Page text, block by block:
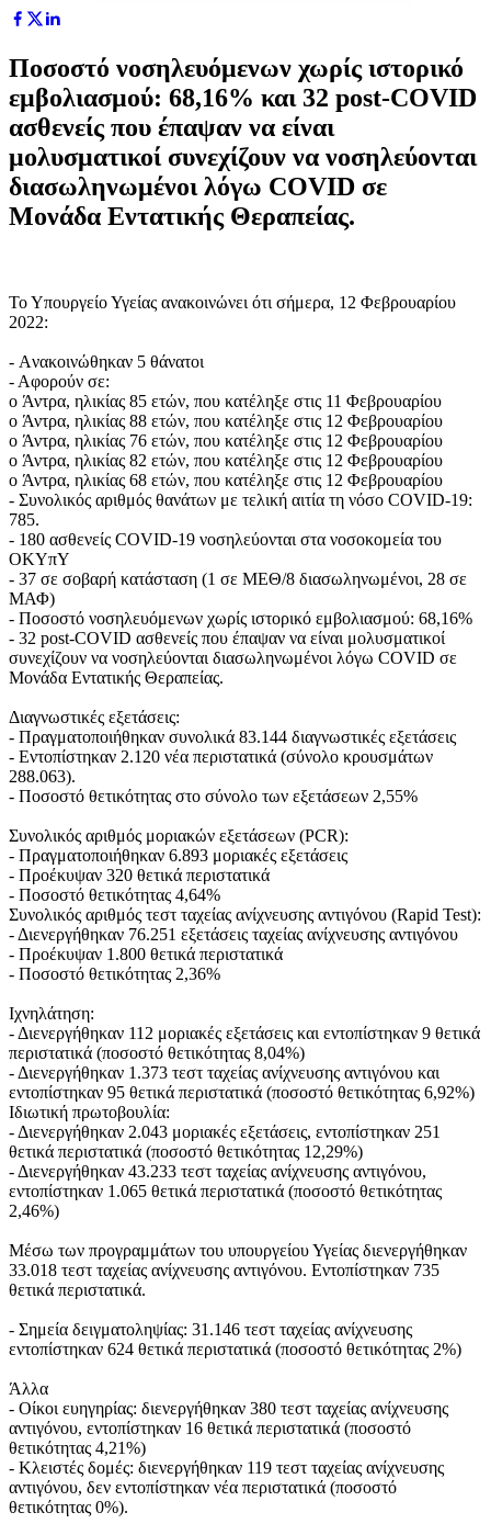
Ποσοστό νοσηλευόμενων χωρίς ιστορικό
εμβολιασμού: 68,16% και 32 post-COVID
ασθενείς που έπαψαν να είναι
μολυσματικοί συνεχίζουν να νοσηλεύονται
διασωληνωμένοι λόγω COVID σε
Μονάδα Εντατικής Θεραπείας.
Το Υπουργείο Υγείας ανακοινώνει ότι σήμερα, 12 Φεβρουαρίου
2022:
- Aνακοινώθηκαν 5 θάνατοι
- Αφορούν σε:
o Άντρα, ηλικίας 85 ετών, που κατέληξε στις 11 Φεβρουαρίου
o Άντρα, ηλικίας 88 ετών, που κατέληξε στις 12 Φεβρουαρίου
o Άντρα, ηλικίας 76 ετών, που κατέληξε στις 12 Φεβρουαρίου
o Άντρα, ηλικίας 82 ετών, που κατέληξε στις 12 Φεβρουαρίου
o Άντρα, ηλικίας 68 ετών, που κατέληξε στις 12 Φεβρουαρίου
- Συνολικός αριθμός θανάτων με τελική αιτία τη νόσο COVID-19:
785.
- 180 ασθενείς COVID-19 νοσηλεύονται στα νοσοκομεία του
ΟΚΥπΥ
- 37 σε σοβαρή κατάσταση (1 σε ΜΕΘ/8 διασωληνωμένοι, 28 σε
ΜΑΦ)
- Ποσοστό νοσηλευόμενων χωρίς ιστορικό εμβολιασμού: 68,16%
- 32 post-COVID ασθενείς που έπαψαν να είναι μολυσματικοί
συνεχίζουν να νοσηλεύονται διασωληνωμένοι λόγω COVID σε
Μονάδα Εντατικής Θεραπείας.
Διαγνωστικές εξετάσεις:
- Πραγματοποιήθηκαν συνολικά 83.144 διαγνωστικές εξετάσεις
- Εντοπίστηκαν 2.120 νέα περιστατικά (σύνολο κρουσμάτων
288.063).
- Ποσοστό θετικότητας στο σύνολο των εξετάσεων 2,55%
Συνολικός αριθμός μοριακών εξετάσεων (PCR):
- Πραγματοποιήθηκαν 6.893 μοριακές εξετάσεις
- Προέκυψαν 320 θετικά περιστατικά
- Ποσοστό θετικότητας 4,64%
Συνολικός αριθμός τεστ ταχείας ανίχνευσης αντιγόνου (Rapid Test):
- Διενεργήθηκαν 76.251 εξετάσεις ταχείας ανίχνευσης αντιγόνου
- Προέκυψαν 1.800 θετικά περιστατικά
- Ποσοστό θετικότητας 2,36%
Ιχνηλάτηση:
- Διενεργήθηκαν 112 μοριακές εξετάσεις και εντοπίστηκαν 9 θετικά
περιστατικά (ποσοστό θετικότητας 8,04%)
- Διενεργήθηκαν 1.373 τεστ ταχείας ανίχνευσης αντιγόνου και
εντοπίστηκαν 95 θετικά περιστατικά (ποσοστό θετικότητας 6,92%)
Ιδιωτική πρωτοβουλία:
- Διενεργήθηκαν 2.043 μοριακές εξετάσεις, εντοπίστηκαν 251
θετικά περιστατικά (ποσοστό θετικότητας 12,29%)
- Διενεργήθηκαν 43.233 τεστ ταχείας ανίχνευσης αντιγόνου,
εντοπίστηκαν 1.065 θετικά περιστατικά (ποσοστό θετικότητας
2,46%)
Μέσω των προγραμμάτων του υπουργείου Υγείας διενεργήθηκαν
33.018 τεστ ταχείας ανίχνευσης αντιγόνου. Εντοπίστηκαν 735
θετικά περιστατικά.
- Σημεία δειγματοληψίας: 31.146 τεστ ταχείας ανίχνευσης
εντοπίστηκαν 624 θετικά περιστατικά (ποσοστό θετικότητας 2%)
Άλλα
- Οίκοι ευηγηρίας: διενεργήθηκαν 380 τεστ ταχείας ανίχνευσης
αντιγόνου, εντοπίστηκαν 16 θετικά περιστατικά (ποσοστό
θετικότητας 4,21%)
- Κλειστές δομές: διενεργήθηκαν 119 τεστ ταχείας ανίχνευσης
αντιγόνου, δεν εντοπίστηκαν νέα περιστατικά (ποσοστό
θετικότητας 0%).